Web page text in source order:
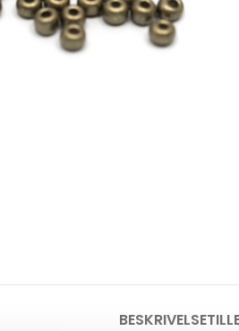
BESKRIVELSE